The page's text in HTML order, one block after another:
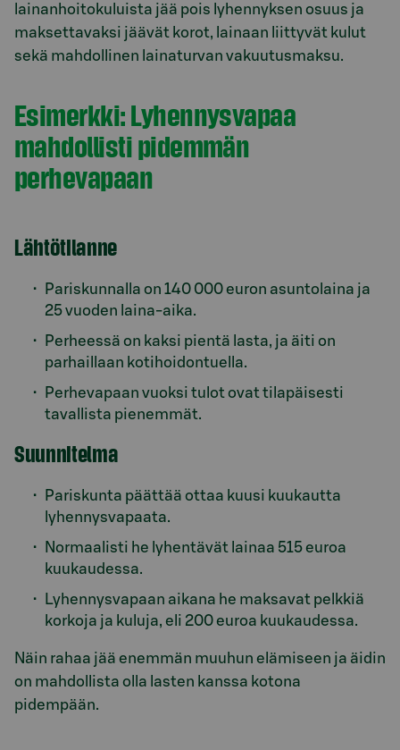
lainanhoitokuluista jää pois lyhennyksen osuus ja
maksettavaksi jäävät korot, lainaan liittyvät kulut
sekä mahdollinen lainaturvan vakuutusmaksu.
Esimerkki: Lyhennysvapaa
mahdollisti pidemmän
perhevapaan
Lähtötilanne
Pariskunnalla on 140 000 euron asuntolaina ja
25 vuoden laina‑aika.
Perheessä on kaksi pientä lasta, ja äiti on
parhaillaan kotihoidontuella.
Perhevapaan vuoksi tulot ovat tilapäisesti
tavallista pienemmät.
Suunnitelma
Pariskunta päättää ottaa kuusi kuukautta
lyhennysvapaata.
Normaalisti he lyhentävät lainaa 515 euroa
kuukaudessa.
Lyhennysvapaan aikana he maksavat pelkkiä
korkoja ja kuluja, eli 200 euroa kuukaudessa.
Näin rahaa jää enemmän muuhun elämiseen ja äidin
on mahdollista olla lasten kanssa kotona
pidempään.